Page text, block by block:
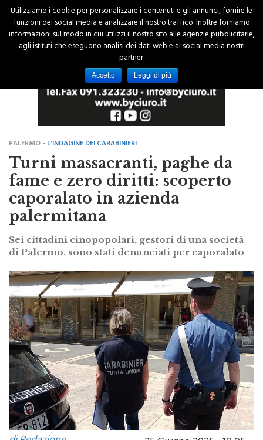
PALERMO -L'INDAGINE DEI CARABINIERI
Turni massacranti, paghe da
fame e zero diritti: scoperto
caporalato in azienda
palermitana
Sei cittadini cinopopolari, gestori di una società
di Palermo, sono stati denunciati per caporalato
di Redazione
25 Giugno 2025 - 10:05
Utilizziamo i cookie per personalizzare i contenuti e gli annunci, fornire le
funzioni dei social media e analizzare il nostro traffico. Inoltre forniamo
informazioni sul modo in cui utilizzi il nostro sito alle agenzie pubblicitarie,
agli istituti che eseguono analisi dei dati web e ai social media nostri
partner.
Accetto Leggi di più